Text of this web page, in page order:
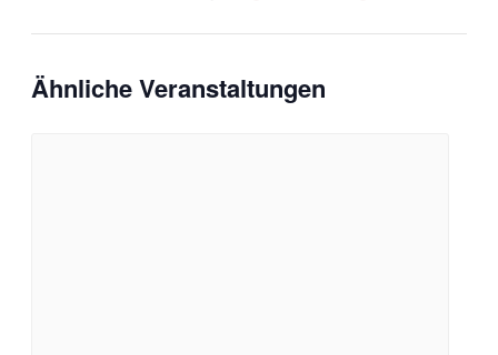
Ähnliche Veranstaltungen